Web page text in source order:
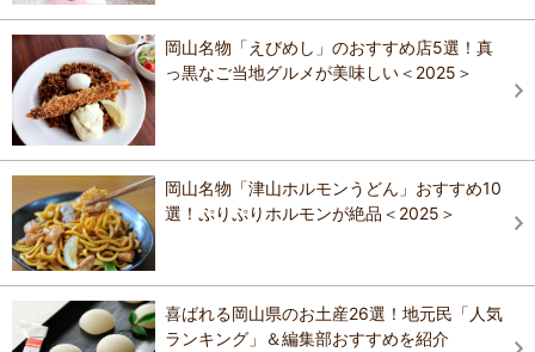
岡山名物「えびめし」のおすすめ店5選！真
っ黒なご当地グルメが美味しい＜2025＞
岡山名物「津山ホルモンうどん」おすすめ10
選！ぷりぷりホルモンが絶品＜2025＞
喜ばれる岡山県のお土産26選！地元民「人気
ランキング」＆編集部おすすめを紹介